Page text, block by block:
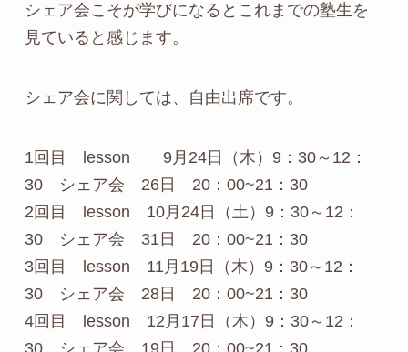
シェア会こそが学びになるとこれまでの塾生を
見ていると感じます。
シェア会に関しては、自由出席です。
1回目 lesson 9月24日（木）9：30～12：
30 シェア会 26日 20：00~21：30
2回目 lesson 10月24日（土）9：30～12：
30 シェア会 31日 20：00~21：30
3回目 lesson 11月19日（木）9：30～12：
30 シェア会 28日 20：00~21：30
4回目 lesson 12月17日（木）9：30～12：
30 シェア会 19日 20：00~21：30